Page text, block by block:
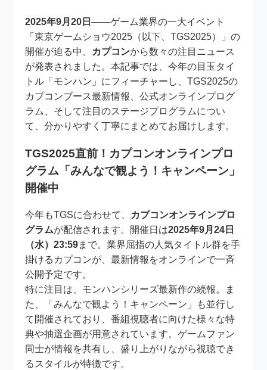
2025年9月20日――ゲーム業界の一大イベント
「東京ゲームショウ2025（以下、TGS2025）」の
開催が迫る中、 カプコンから数々の注目ニュース
が発表されました。本記事では、今年の目玉タイ
トル「モンハン」にフィーチャーし、TGS2025の
カプコンブース最新情報、公式オンラインプログ
ラム、そして注目のステージプログラムについ
て、分かりやすく丁寧にまとめてお届けします。
TGS2025直前！カプコンオンラインプロ
グラム「みんなで観よう！キャンペーン」
開催中
今年もTGSに合わせて、 カプコンオンラインプロ
グラムが配信されます。開催日は2025年9月24日
（水）23:59まで。業界屈指の人気タイトル群を手
掛けるカプコンが、最新情報をオンラインで一斉
公開予定です。
特に注目は、モンハンシリーズ最新作の続報。ま
た、「みんなで観よう！キャンペーン」も並行し
て開催されており、番組視聴者に向けた様々な特
典や抽選企画が用意されています。ゲームファン
同士が情報を共有し、盛り上がりながら視聴でき
るスタイルが特徴です。